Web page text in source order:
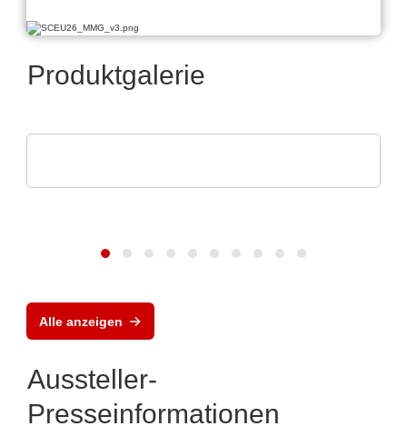
Produktgalerie
Alle anzeigen
Aussteller-
Presseinformationen